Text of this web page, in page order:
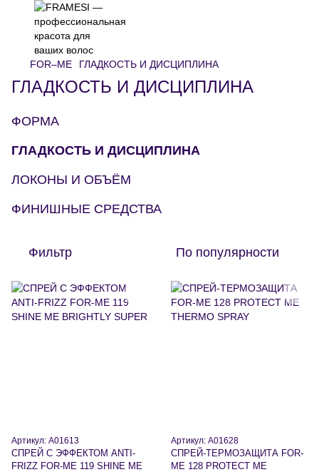
FOR–ME ГЛАДКОСТЬ И ДИСЦИПЛИНА
ГЛАДКОСТЬ И ДИСЦИПЛИНА
ФОРМА
ГЛАДКОСТЬ И ДИСЦИПЛИНА
ЛОКОНЫ И ОБЪЁМ
ФИНИШНЫЕ СРЕДСТВА
Фильтр По популярности
Артикул: A01613
СПРЕЙ С ЭФФЕКТОМ ANTI-
FRIZZ FOR-ME 119 SHINE ME
Артикул: A01628
СПРЕЙ-ТЕРМОЗАЩИТА FOR-
ME 128 PROTECT ME